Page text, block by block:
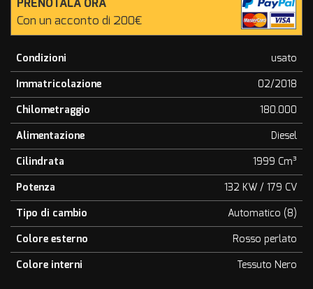
Con un acconto di 200€
Condizioni
usato
Immatricolazione
02/2018
Chilometraggio
180.000
Alimentazione
Diesel
Cilindrata
1999 Cm³
Potenza
132 KW / 179 CV
Tipo di cambio
Automatico (8)
Colore esterno
Rosso perlato
Colore interni
Tessuto Nero